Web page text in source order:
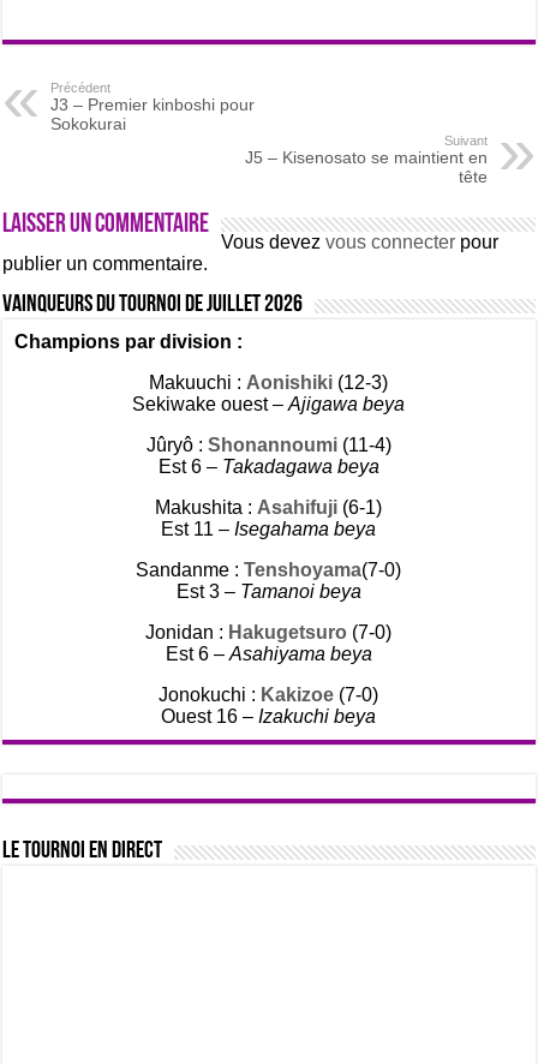
Précédent
J3 – Premier kinboshi pour
Sokokurai
Suivant
J5 – Kisenosato se maintient en
tête
Laisser un commentaire
Vous devezvous connecter pour
publier un commentaire.
Vainqueurs du tournoi de Juillet 2026
Champions par division :
Makuuchi : Aonishiki (12-3)
Sekiwake ouest –Ajigawa beya
Jûryô : Shonannoumi (11-4)
Est 6 – Takadagawa beya
Makushita : Asahifuji (6-1)
Est 11 –Isegahama beya
Sandanme :Tenshoyama(7-0)
Est 3 – Tamanoi beya
Jonidan : Hakugetsuro (7-0)
Est 6 – Asahiyama beya
Jonokuchi : Kakizoe (7-0)
Ouest 16 –Izakuchi beya
Le tournoi en direct